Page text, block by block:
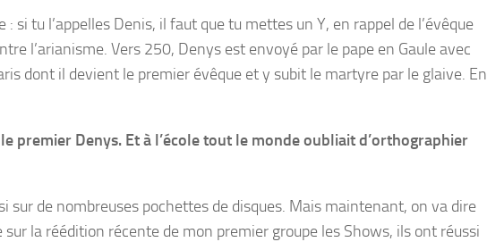
si tu l’appelles Denis, il faut que tu mettes un Y, en rappel de l’évêque
l’arianisme. Vers 250, Denys est envoyé par le pape en Gaule avec
dont il devient le premier évêque et y subit le martyre par le glaive. En
premier Denys. Et à l’école tout le monde oubliait d’orthographier
de nombreuses pochettes de disques. Mais maintenant, on va dire
la réédition récente de mon premier groupe les Shows, ils ont réussi